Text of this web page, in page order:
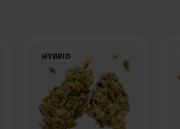
HYBRID